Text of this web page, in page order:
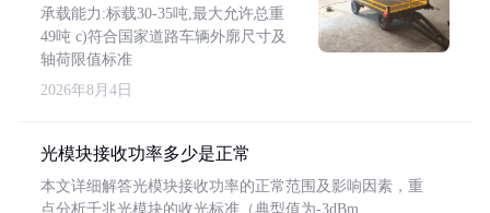
承载能力:标载30-35吨,最大允许总重
49吨 c)符合国家道路车辆外廓尺寸及
轴荷限值标准
2026年8月4日
光模块接收功率多少是正常
本文详细解答光模块接收功率的正常范围及影响因素，重
点分析千兆光模块的收光标准（典型值为-3dBm